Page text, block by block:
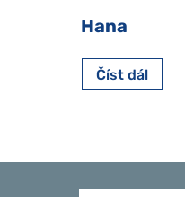
Hana
Číst dál